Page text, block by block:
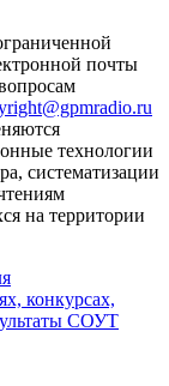
почты
технологии
систематизации
на территории
конкурсах,
СОУТ